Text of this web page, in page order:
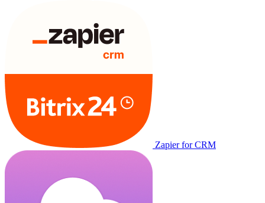
Zapier for CRM